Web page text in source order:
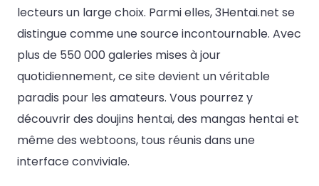
lecteurs un large choix. Parmi elles, 3Hentai.net se
distingue comme une source incontournable. Avec
plus de 550 000 galeries mises à jour
quotidiennement, ce site devient un véritable
paradis pour les amateurs. Vous pourrez y
découvrir des doujins hentai, des mangas hentai et
même des webtoons, tous réunis dans une
interface conviviale.